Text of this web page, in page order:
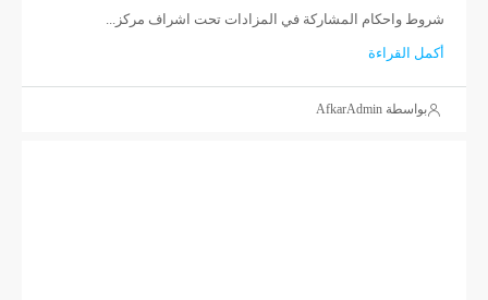
شروط واحكام المشاركة في المزادات تحت اشراف مركز...
أكمل القراءة
بواسطة AfkarAdmin